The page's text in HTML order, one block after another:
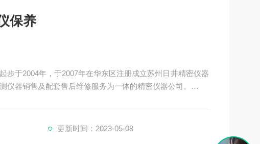
保养
步于2004年，于2007年在华东区注册成立苏州日井精密仪器
仪器销售及配套售后维修服务为一体的精密仪器公司。
更新时间：2023-05-08